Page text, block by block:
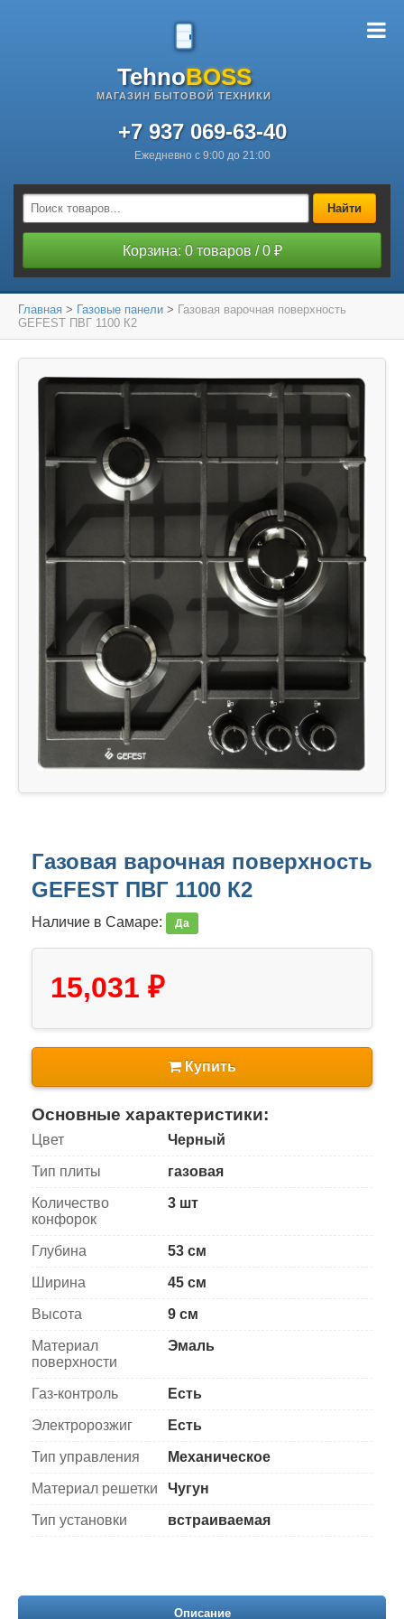
TehnoBOSS
МАГАЗИН БЫТОВОЙ ТЕХНИКИ
+7 937 069-63-40
Ежедневно с 9:00 до 21:00
Найти
Корзина: 0 товаров / 0 ₽
Главная > Газовые панели > Газовая варочная поверхность
GEFEST ПВГ 1100 К2
Газовая варочная поверхность
GEFEST ПВГ 1100 К2
Наличие в Самаре: Да
15,031 ₽
Купить
Основные характеристики:
Цвет Черный
Тип плиты газовая
Количество
конфорок
3 шт
Глубина 53 см
Ширина 45 см
Высота 9 см
Материал
поверхности
Эмаль
Газ-контроль Есть
Электророзжиг Есть
Тип управления Механическое
Материал решетки Чугун
Тип установки встраиваемая
Описание